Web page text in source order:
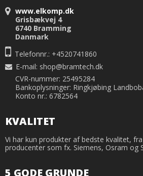
www.elkomp.dk
Grisbækvej 4
6740 Bramming
Danmark
Telefonnr.: +4520741860
E-mail: shop@bramtech.dk
CVR-nummer: 25495284
Bankoplysninger: Ringkjøbing
Konto nr.: 6782564
KVALITET
Vi har kun produkter af bedste kvalitet,
producenter som fx. Siemens, Osram og
5 GODE GRUNDE